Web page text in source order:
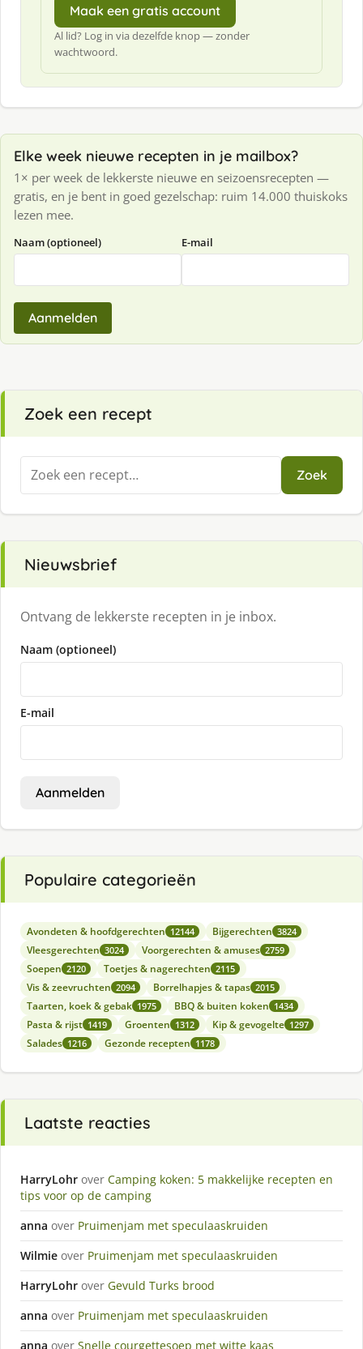
Maak een gratis account
Al lid? Log in via dezelfde knop — zonder
wachtwoord.
Elke week nieuwe recepten in je mailbox?
1× per week de lekkerste nieuwe en seizoensrecepten —
gratis, en je bent in goed gezelschap: ruim 14.000 thuiskoks
lezen mee.
Naam (optioneel) E-mail
Aanmelden
Zoek een recept
Zoeken
naar:
Zoek
Nieuwsbrief
Ontvang de lekkerste recepten in je inbox.
Naam (optioneel)
E-mail
Aanmelden
Populaire categorieën
Avondeten & hoofdgerechten 12144 Bijgerechten 3824
Vleesgerechten 3024 Voorgerechten & amuses 2759
Soepen 2120 Toetjes & nagerechten 2115
Vis & zeevruchten 2094 Borrelhapjes & tapas 2015
Taarten, koek & gebak 1975 BBQ & buiten koken 1434
Pasta & rijst 1419 Groenten 1312 Kip & gevogelte 1297
Salades 1216 Gezonde recepten 1178
Laatste reacties
HarryLohr over Camping koken: 5 makkelijke recepten en
tips voor op de camping
anna over Pruimenjam met speculaaskruiden
Wilmie over Pruimenjam met speculaaskruiden
HarryLohr over Gevuld Turks brood
anna over Pruimenjam met speculaaskruiden
anna over Snelle courgettesoep met witte kaas